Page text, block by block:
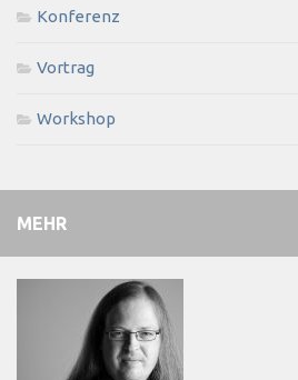
Konferenz
Vortrag
Workshop
MEHR